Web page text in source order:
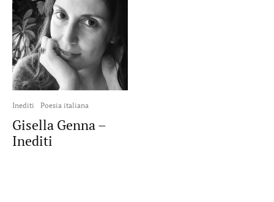
Inediti Poesia italiana
Gisella Genna –
Inediti